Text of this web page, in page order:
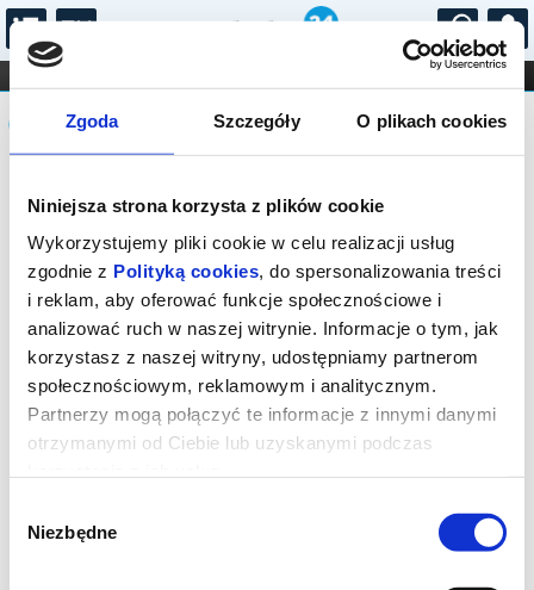
Zgoda Szczegóły O plikach cookies
Niniejsza strona korzysta z plików cookie
Wykorzystujemy pliki cookie w celu realizacji usług
zgodnie z Polityką cookies, do spersonalizowania treści
i reklam, aby oferować funkcje społecznościowe i
analizować ruch w naszej witrynie. Informacje o tym, jak
korzystasz z naszej witryny, udostępniamy partnerom
społecznościowym, reklamowym i analitycznym.
Partnerzy mogą połączyć te informacje z innymi danymi
otrzymanymi od Ciebie lub uzyskanymi podczas
zgody
Niezbędne
...
FILHARMONIA OPERA I BALET
STAND-UP
DLA DZIECI
Komunikat
Sprzedaż on-line została zakończona,
sprawdź dostępność biletów w kasie.